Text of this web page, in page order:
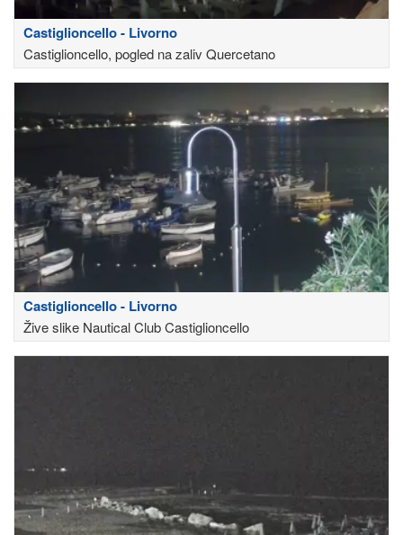
Castiglioncello - Livorno
Castiglioncello, pogled na zaliv Quercetano
Castiglioncello - Livorno
Žive slike Nautical Club Castiglioncello